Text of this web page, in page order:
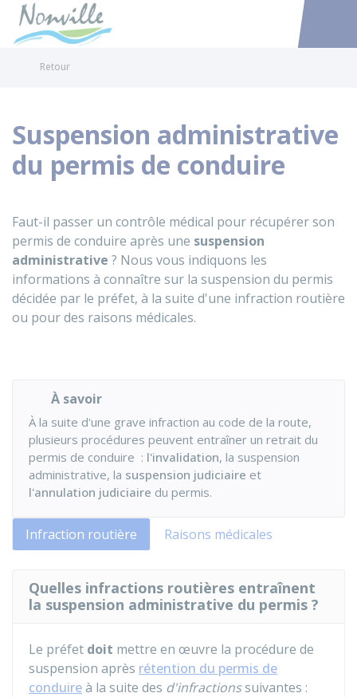
Accéder
Retour
Suspension administrative
du permis de conduire
Faut-il passer un contrôle médical pour récupérer son
permis de conduire après une suspension
administrative ? Nous vous indiquons les
informations à connaître sur la suspension du permis
décidée par le préfet, à la suite d'une infraction routière
ou pour des raisons médicales.
À savoir
À la suite d'une grave infraction au code de la route,
plusieurs procédures peuvent entraîner un retrait du
permis de conduire : l'invalidation, la suspension
administrative, la suspension judiciaire et
l'annulation judiciaire du permis.
Infraction routière Raisons médicales
Quelles infractions routières entraînent
la suspension administrative du permis ?
Le préfet doit mettre en œuvre la procédure de
suspension après rétention du permis de
conduireà la suite des d'infractionssuivantes :